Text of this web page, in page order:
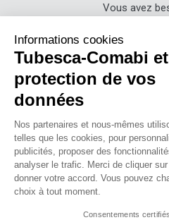
Vous avez
prenez contact
+33 (0) 4 74
Actualités Carrières
Cadeaux privés
Tubesca-
Informations cookies
Tubesca-Comabi
protection de vos
données
Nos partenaires et nous-mêmes
telles que les cookies, pour
publicités, proposer des
analyser le trafic. Merci de cliquer
donner votre accord. Vous pouvez
choix à tout moment.
Consentements